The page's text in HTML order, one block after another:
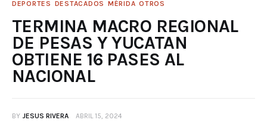
DEPORTES DESTACADOS MÉRIDA OTROS
TERMINA MACRO REGIONAL
DE PESAS Y YUCATAN
OBTIENE 16 PASES AL
NACIONAL
BY JESUS RIVERA ABRIL 15, 2024